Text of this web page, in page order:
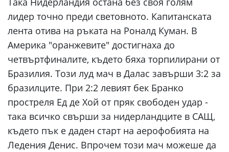
лидер точно преди световното. Капитанската
лента отива на ръката на Роналд Куман. В
Америка "оранжевите" достигнаха до
четвъртфиналите, където бяха торпилирани от
Бразилия. Този луд мач в Далас завърши 3:2 за
бразилците. При 2:2 левият бек Бранко
простреля Ед де Хой от пряк свободен удар -
така всичко свърши за нидерландците в САЩ,
където пък е даден старт на аерофобията на
Ледения Денис. Впрочем този мач можеше да